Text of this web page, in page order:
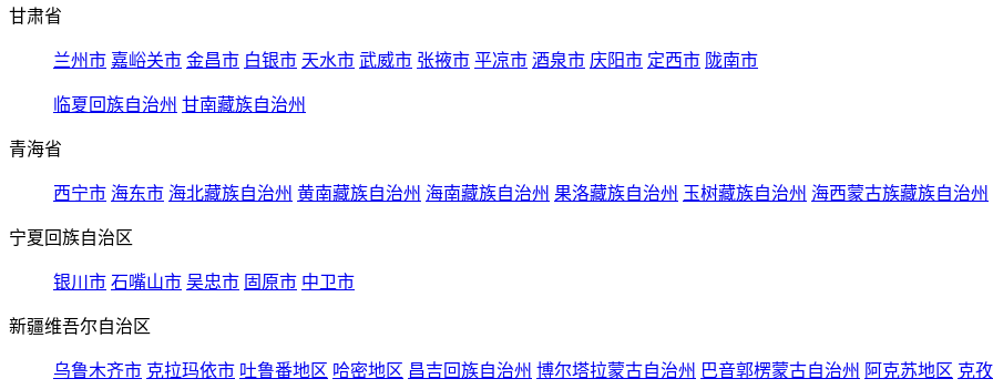
甘肃省
兰州市 嘉峪关市 金昌市 白银市 天水市 武威市 张掖市 平凉市 酒泉市 庆阳市 定西市 陇南市
临夏回族自治州 甘南藏族自治州
青海省
西宁市 海东市 海北藏族自治州 黄南藏族自治州 海南藏族自治州 果洛藏族自治州 玉树藏族自治州 海西蒙古族藏族自治州
宁夏回族自治区
银川市 石嘴山市 吴忠市 固原市 中卫市
新疆维吾尔自治区
乌鲁木齐市 克拉玛依市 吐鲁番地区 哈密地区 昌吉回族自治州 博尔塔拉蒙古自治州 巴音郭楞蒙古自治州 阿克苏地区 克